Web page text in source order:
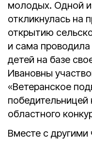
молодых. Одной
откликнулась на
открытию
и сама проводила
детей на базе
Ивановны
«Ветеранское
победительницей
областного
Вместе с